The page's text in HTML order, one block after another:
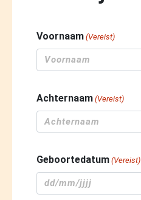
Voornaam (Vereist)
Achternaam (Vereist)
Geboortedatum (Vereist)
DD